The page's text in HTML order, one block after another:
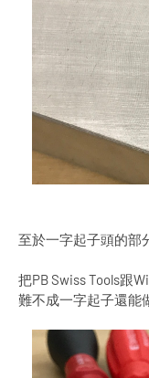
至於一字起子頭的部
把PB Swiss Tools跟
難不成一字起子還能